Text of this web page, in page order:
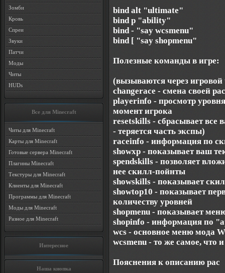
Зомби
Кровь
Спреи
Звуки
Патчи
Моды
Читы
HUDs
Все для Minecraft
Читы для Minecraft
Карты для Minecraft
Готовые сервера Minecraft
Плагины Minecraft
Текстуры для Minecraft
Клиенты для Minecraft
Программы для Minecraft
Моды для Minecraft
Разное для Minecraft
Интересное
Наша кнопка
bind alt "ultimate"
bind p "ability"
bind - "say wcsmenu"
bind [ "say shopmenu"
Полезные команды в игре:
(вызываются через игровой
changerace - смена своей
playerinfo - просмотр
момент игрока
resetskills - сбрасывает
- теряется часть экспы)
raceinfo - информация по
showxp - показывает ваш
spendskills - позволяет
нее скилл-пойнты
showskills - показывает
showtop10 - показывает
количеству уровней
shopmenu - показывает
shopinfo - информация по
wcs - основное меню мода
wcsmenu - то же самое, что
Пояснения к описанию рас